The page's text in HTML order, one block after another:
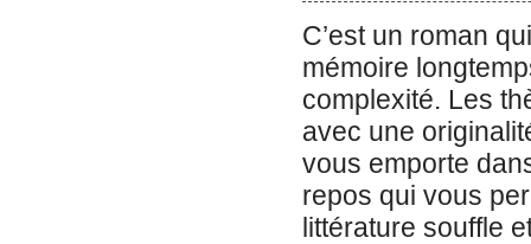
C’est un roman
mémoire
complexité. Les
avec une
vous emporte
repos qui vous
littérature souffle